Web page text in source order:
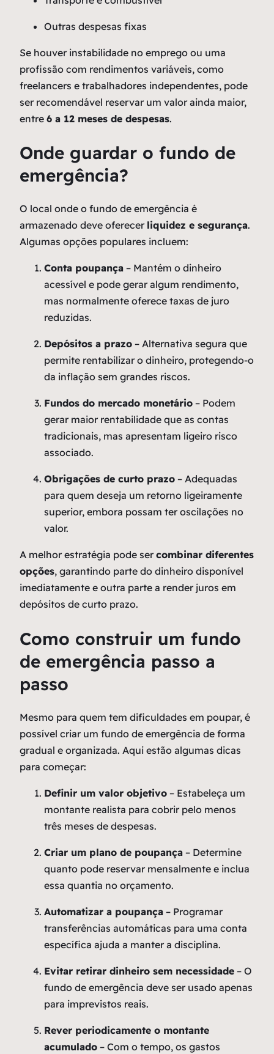
Outras despesas fixas
Se houver instabilidade no emprego ou uma
profissão com rendimentos variáveis, como
freelancers e trabalhadores independentes, pode
ser recomendável reservar um valor ainda maior,
entre 6 a 12 meses de despesas.
Onde guardar o fundo de
emergência?
O local onde o fundo de emergência é
armazenado deve oferecer liquidez e segurança.
Algumas opções populares incluem:
Conta poupança – Mantém o dinheiro
acessível e pode gerar algum rendimento,
mas normalmente oferece taxas de juro
reduzidas.
Depósitos a prazo – Alternativa segura que
permite rentabilizar o dinheiro, protegendo-o
da inflação sem grandes riscos.
Fundos do mercado monetário – Podem
gerar maior rentabilidade que as contas
tradicionais, mas apresentam ligeiro risco
associado.
Obrigações de curto prazo – Adequadas
para quem deseja um retorno ligeiramente
superior, embora possam ter oscilações no
valor.
A melhor estratégia pode ser combinar diferentes
opções, garantindo parte do dinheiro disponível
imediatamente e outra parte a render juros em
depósitos de curto prazo.
Como construir um fundo
de emergência passo a
passo
Mesmo para quem tem dificuldades em poupar, é
possível criar um fundo de emergência de forma
gradual e organizada. Aqui estão algumas dicas
para começar:
Definir um valor objetivo – Estabeleça um
montante realista para cobrir pelo menos
três meses de despesas.
Criar um plano de poupança – Determine
quanto pode reservar mensalmente e inclua
essa quantia no orçamento.
Automatizar a poupança – Programar
transferências automáticas para uma conta
específica ajuda a manter a disciplina.
Evitar retirar dinheiro sem necessidade – O
fundo de emergência deve ser usado apenas
para imprevistos reais.
Rever periodicamente o montante
acumulado – Com o tempo, os gastos